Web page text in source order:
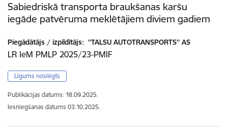
Sabiedriskā transporta braukšanas karšu
iegāde patvēruma meklētājiem diviem gadiem
Piegādātājs / izpildītājs: ''TALSU AUTOTRANSPORTS'' AS
LR IeM PMLP 2025/23-PMIF
Līgums noslēgts
Publikācijas datums: 18.09.2025.
Iesniegšanas datums 03.10.2025.